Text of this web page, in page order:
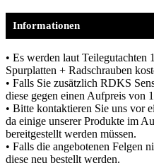
Informationen
• Es werden laut Teilegutachten
Spurplatten + Radschrauben
• Falls Sie zusätzlich RDKS
diese gegen einen Aufpreis von
• Bitte kontaktieren Sie uns vor
da einige unserer Produkte im
bereitgestellt werden müssen.
• Falls die angebotenen Felgen
diese neu bestellt werden.